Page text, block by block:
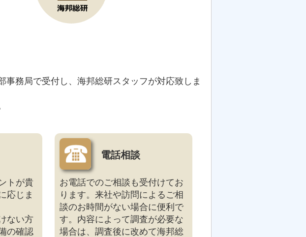
務局で受付し、海邦総研スタッフが対応致しま
トが貴
応じま
ない方
の確認
電話相談
お電話でのご相談も受付けてお
ります。来社や訪問によるご相
談のお時間がない場合に便利で
す。内容によって調査が必要な
場合は、調査後に改めて海邦総